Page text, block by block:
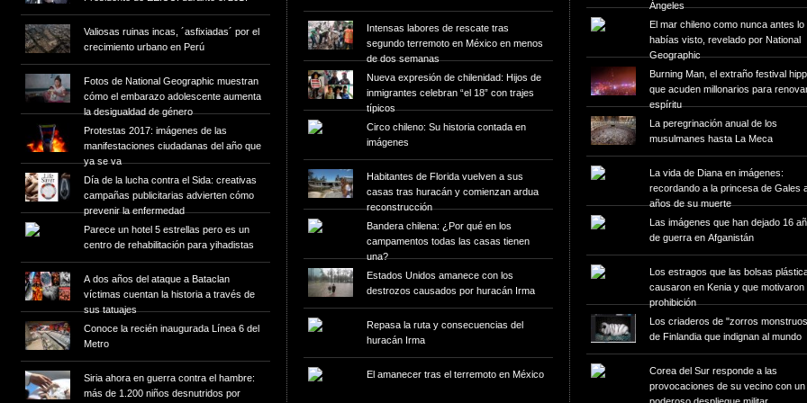
Valiosas ruinas incas, ´asfixiadas´ por el
crecimiento urbano en Perú
Fotos de National Geographic muestran
cómo el embarazo adolescente aumenta
la desigualdad de género
Protestas 2017: imágenes de las
manifestaciones ciudadanas del año que
ya se va
Día de la lucha contra el Sida: creativas
campañas publicitarias advierten cómo
prevenir la enfermedad
Parece un hotel 5 estrellas pero es un
centro de rehabilitación para yihadistas
A dos años del ataque a Bataclan
víctimas cuentan la historia a través de
sus tatuajes
Conoce la recién inaugurada Línea 6 del
Metro
Siria ahora en guerra contra el hambre:
más de 1.200 niños desnutridos por
Intensas labores de rescate tras
segundo terremoto en México en menos
de dos semanas
Nueva expresión de chilenidad: Hijos de
inmigrantes celebran “el 18” con trajes
típicos
Circo chileno: Su historia contada en
imágenes
Habitantes de Florida vuelven a sus
casas tras huracán y comienzan ardua
reconstrucción
Bandera chilena: ¿Por qué en los
campamentos todas las casas tienen
una?
Estados Unidos amanece con los
destrozos causados por huracán Irma
Repasa la ruta y consecuencias del
huracán Irma
El amanecer tras el terremoto en México
Ángeles
El mar chileno como nunca antes lo
habías visto, revelado por National
Geographic
Burning Man, el extraño festival
que acuden millonarios para
espíritu
La peregrinación anual de los
musulmanes hasta La Meca
La vida de Diana en imágenes:
recordando a la princesa de Gales
años de su muerte
Las imágenes que han dejado 16
de guerra en Afganistán
Los estragos que las bolsas
causaron en Kenia y que motivaron
prohibición
Los criaderos de "zorros
de Finlandia que indignan al mundo
Corea del Sur responde a las
provocaciones de su vecino con un